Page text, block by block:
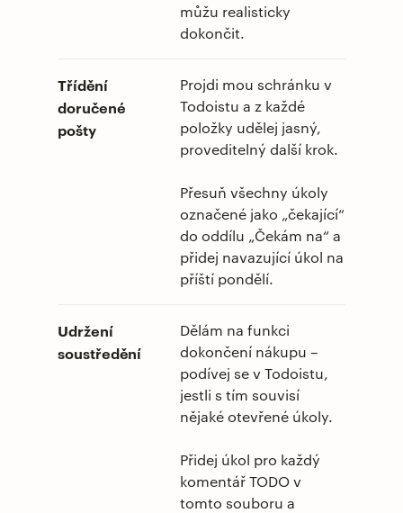
můžu realisticky
dokončit.
Třídění
doručené
pošty
Projdi mou schránku v
Todoistu a z každé
položky udělej jasný,
proveditelný další krok.
Přesuň všechny úkoly
označené jako „čekající“
do oddílu „Čekám na“ a
přidej navazující úkol na
příští pondělí.
Udržení
soustředění
Dělám na funkci
dokončení nákupu –
podívej se v Todoistu,
jestli s tím souvisí
nějaké otevřené úkoly.
Přidej úkol pro každý
komentář TODO v
tomto souboru a